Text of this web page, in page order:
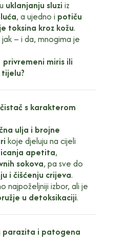
uklanjanju sluzi iz
, a ujedno i potiču
toksina kroz kožu.
– i da, mnogima je
miris ili
s karakterom
ulja i brojne
koje djeluju na cijeli
apetita,
sokova, pa sve do
i čišćenju crijeva.
najpoželjniji izbor, ali je
u detoksikaciji.
i patogena